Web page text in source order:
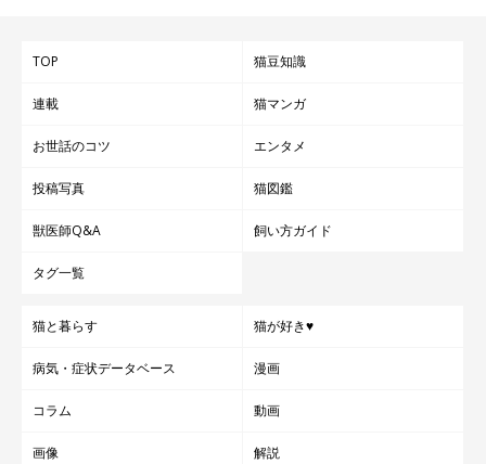
TOP 猫豆知識
連載 猫マンガ
お世話のコツ エンタメ
投稿写真 猫図鑑
獣医師Q&A 飼い方ガイド
タグ一覧
猫と暮らす 猫が好き♥
病気・症状データベース 漫画
コラム 動画
画像 解説